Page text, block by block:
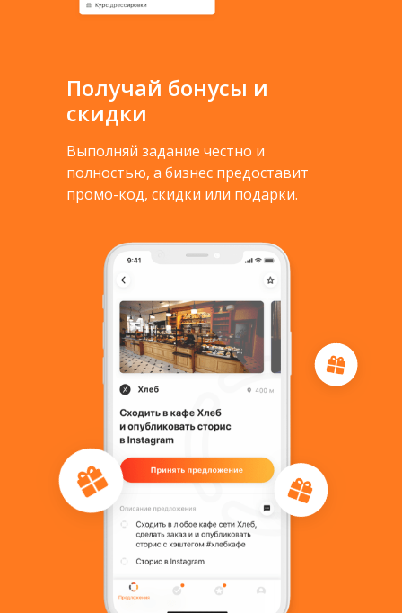
Получай бонусы и
скидки
Выполняй задание честно и
полностью, а бизнес предоставит
промо-код, скидки или подарки.